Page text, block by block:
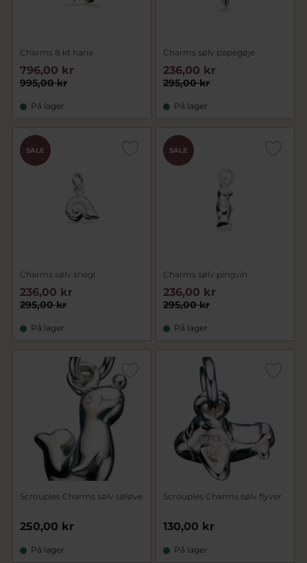
Charms 8 kt hane
995,00 kr
796,00 kr
På lager
Charms sølv papegøje
295,00 kr
236,00 kr
På lager
SALE
Charms sølv snegl
295,00 kr
236,00 kr
På lager
SALE
Charms sølv pingvin
295,00 kr
236,00 kr
På lager
Scrouples Charms sølv søløve
250,00 kr
På lager
Scrouples Charms sølv flyver
130,00 kr
På lager